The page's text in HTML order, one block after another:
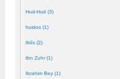
Hud-Hud (3)
huidos (1)
Iblís (2)
Ibn Zuhr (1)
Ibrahim Bey (1)